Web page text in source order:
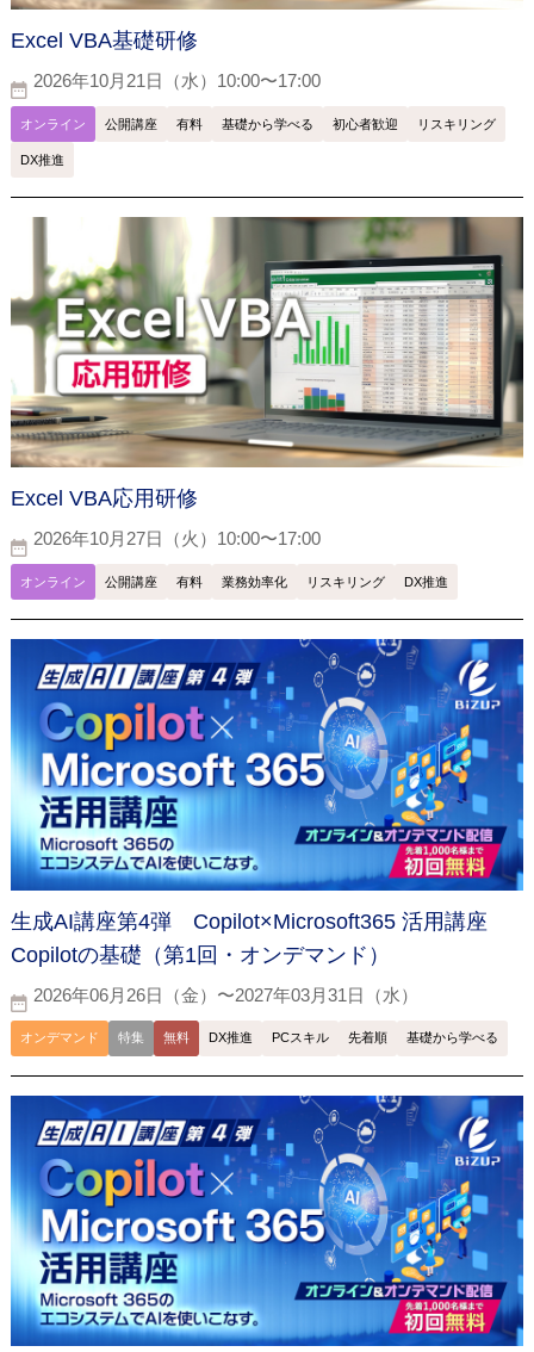
Excel VBA基礎研修
2026年10月21日（水）10:00〜17:00
オンライン 公開講座 有料 基礎から学べる 初心者歓迎 リスキリング
DX推進
Excel VBA応用研修
2026年10月27日（火）10:00〜17:00
オンライン 公開講座 有料 業務効率化 リスキリング DX推進
生成AI講座第4弾 Copilot×Microsoft365 活用講座
Copilotの基礎（第1回・オンデマンド）
2026年06月26日（金）〜2027年03月31日（水）
オンデマンド 特集 無料 DX推進 PCスキル 先着順 基礎から学べる